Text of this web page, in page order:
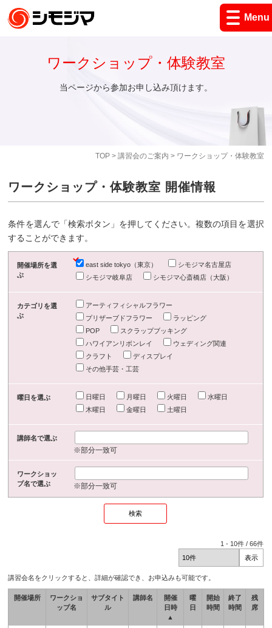
Menu
TOP> 講習会のご案内 > ワークショップ・体験教室
ワークショップ・体験教室
当ページから参加お申し込み頂けます。
ワークショップ・体験教室 開催情報
条件を選んで「検索ボタン」を押してください。複数の項目を選択
することができます。
開催場所を選
ぶ
east side tokyo（東京）
シモジマ名古屋店
シモジマ岐阜店
シモジマ心斎橋店（大阪）
カテゴリを選
ぶ
アーティフィシャルフラワー
プリザーブドフラワー
ラッピング
POP
スクラップブッキング
ハワイアンリボンレイ
ウェディング関連
クラフト
ディスプレイ
その他手芸・工芸
曜日を選ぶ 日曜日 月曜日 火曜日
水曜日
木曜日
金曜日 土曜日
講師名で選ぶ
※部分一致可
ワークショッ
プ名で選ぶ
※部分一致可
1 - 10件 /66件
講習会名をクリックすると、詳細が確認でき、お申込みも可能です。
開催場所
ワークショ
ップ名
サブタイト
ル
講師名
開催
日時
▲
曜
日
開始
時間
終了
時間
残
席